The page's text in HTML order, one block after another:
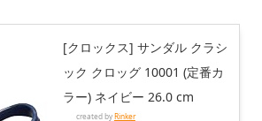
[クロックス] サンダル クラシ
ック クロッグ 10001 (定番カ
ラー) ネイビー 26.0 cm
created byRinker